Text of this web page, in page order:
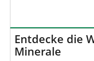
Entdecke die
Minerale